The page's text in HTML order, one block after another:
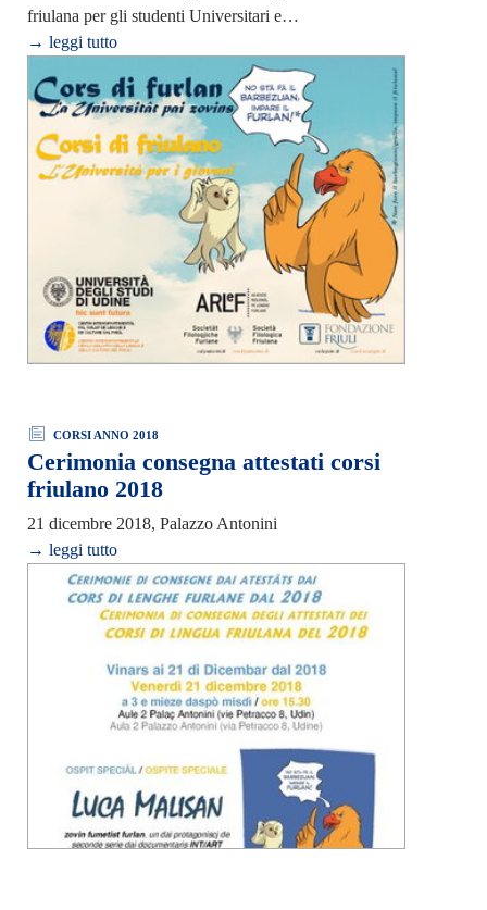
friulana per gli studenti Universitari e…
→ leggi tutto
CORSI ANNO 2018
Cerimonia consegna attestati corsi
friulano 2018
21 dicembre 2018, Palazzo Antonini
→ leggi tutto